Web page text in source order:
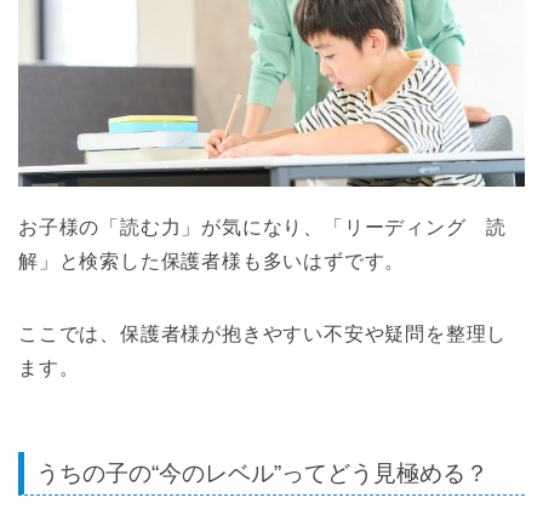
お子様の「読む力」が気になり、「リーディング 読
解」と検索した保護者様も多いはずです。
ここでは、保護者様が抱きやすい不安や疑問を整理し
ます。
うちの子の“今のレベル”ってどう見極める？